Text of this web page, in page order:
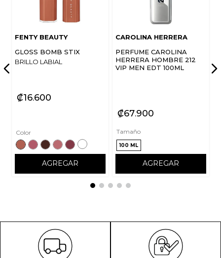
FENTY BEAUTY
GLOSS BOMB STIX
BRILLO LABIAL
₡16600
Color
AGREGAR
CAROLINA HERRERA
PERFUME CAROLINA
HERRERA HOMBRE 212
VIP MEN EDT 100ML
₡67900
Tamaño
100 ML
AGREGAR